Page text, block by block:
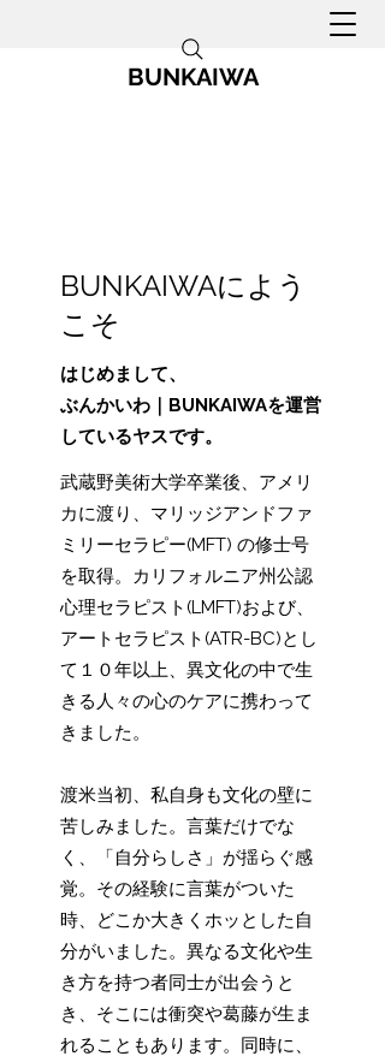
BUNKAIWA
BUNKAIWAによう
こそ
はじめまして、
ぶんかいわ｜BUNKAIWAを運営
しているヤスです。
​武蔵野美術大学卒業後、アメリ
カに渡り、マリッジアンドファ
ミリーセラピー(MFT) の修士号
を取得。カリフォルニア州公認
心理セラピスト(LMFT)および、
アートセラピスト(ATR-BC)とし
て１０年以上、異文化の中で生
きる人々の心のケアに携わって
きました。
渡米当初、私自身も文化の壁に
苦しみました。言葉だけでな
く、「自分らしさ」が揺らぐ感
覚。その経験に言葉がついた
時、どこか大きくホッとした自
分がいました。異なる文化や生
き方を持つ者同士が出会うと
き、そこには衝突や葛藤が生ま
れることもあります。同時に、